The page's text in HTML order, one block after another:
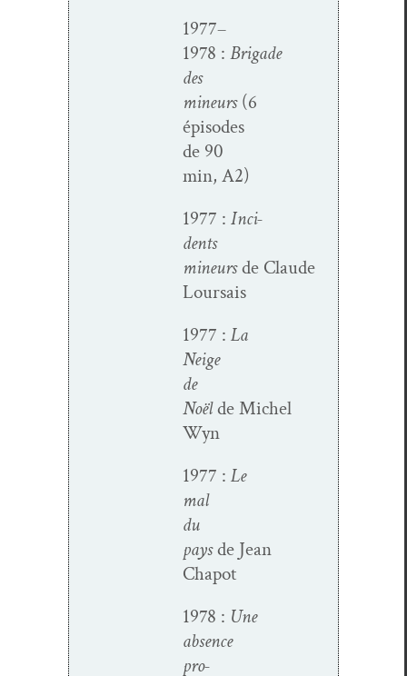
1977–
1978 : Brigade
des
mineurs(6
épisodes
de 90
min, A2)
1977 : Inci­
dents
mineursde Claude
Loursais
1977 : La
Neige
de
Noëlde Michel
Wyn
1977 : Le
mal
du
paysde Jean
Chapot
1978 : Une
absence
pro­